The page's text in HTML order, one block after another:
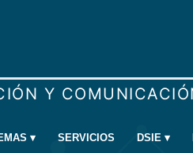
▾ SERVICIOS DSIE ▾